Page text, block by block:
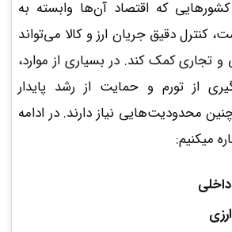
که اقتصاد آن‌ها وابسته به
کنترل دقیق جریان ارز و کالا می‌تواند
و تجاری کمک کند. در بسیاری از موارد،
از تورم و حمایت از رشد پایدار
محدودیت‌هایی نیاز دارند. در ادامه
میکنیم: